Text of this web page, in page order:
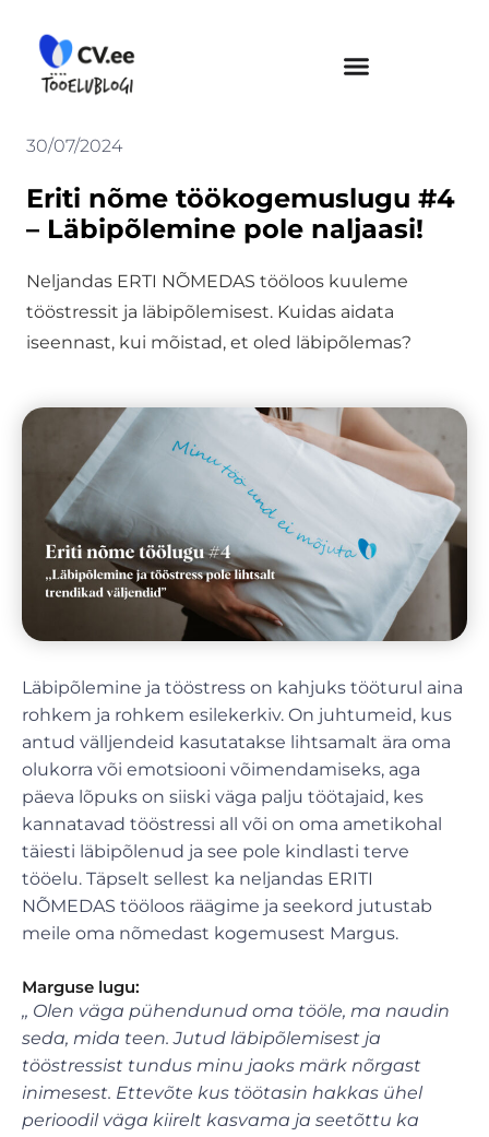
content
30/07/2024
Eriti nõme töökogemuslugu #4
– Läbipõlemine pole naljaasi!
Neljandas ERTI NÕMEDAS tööloos kuuleme
tööstressit ja läbipõlemisest. Kuidas aidata
iseennast, kui mõistad, et oled läbipõlemas?
Läbipõlemine ja tööstress on kahjuks tööturul aina
rohkem ja rohkem esilekerkiv. On juhtumeid, kus
antud välljendeid kasutatakse lihtsamalt ära oma
olukorra või emotsiooni võimendamiseks, aga
päeva lõpuks on siiski väga palju töötajaid, kes
kannatavad tööstressi all või on oma ametikohal
täiesti läbipõlenud ja see pole kindlasti terve
tööelu. Täpselt sellest ka neljandas ERITI
NÕMEDAS tööloos räägime ja seekord jutustab
meile oma nõmedast kogemusest Margus.
Marguse lugu:
,, Olen väga pühendunud oma tööle, ma naudin
seda, mida teen. Jutud läbipõlemisest ja
tööstressist tundus minu jaoks märk nõrgast
inimesest. Ettevõte kus töötasin hakkas ühel
perioodil väga kiirelt kasvama ja seetõttu ka